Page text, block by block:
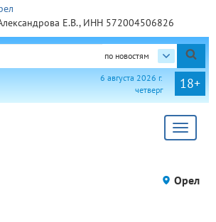
Е.В., ИНН 572004506826
по новостям
18+
6 августа 2026 г.
четверг
Toggle
Орел